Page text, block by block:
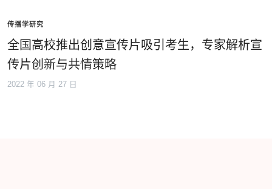
传播学研究
全国高校推出创意宣传片吸引考生，专家解析宣
传片创新与共情策略
2022 年 06 月 27 日